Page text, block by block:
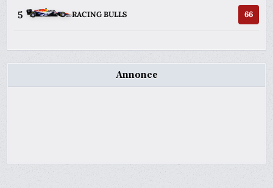
5 RACING BULLS 66
Annonce